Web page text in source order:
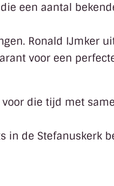
een aantal
Ronald IJmker
voor een
die tijd met
in de Stefanuskerk